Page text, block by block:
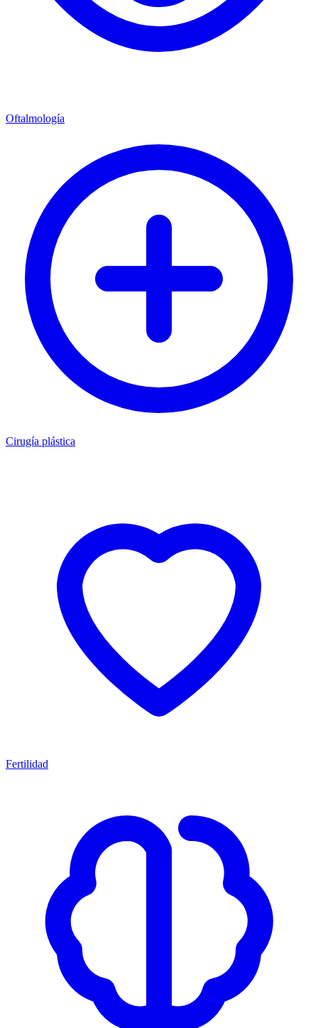
Oftalmología
Cirugía plástica
Fertilidad